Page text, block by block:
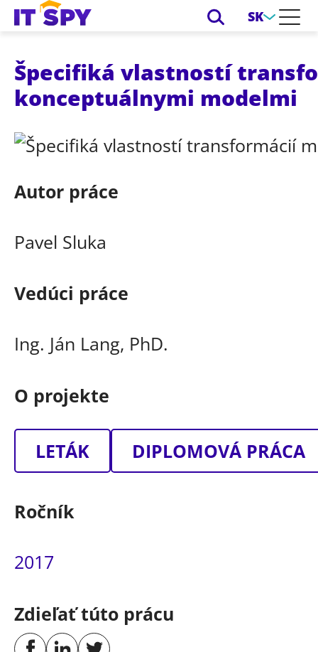
SK
Špecifiká vlastností
konceptuálnymi modelmi
Autor práce
Pavel Sluka
Vedúci práce
Ing. Ján Lang, PhD.
O projekte
LETÁK DIPLOMOVÁ PRÁCA
Ročník
2017
Zdieľať túto prácu